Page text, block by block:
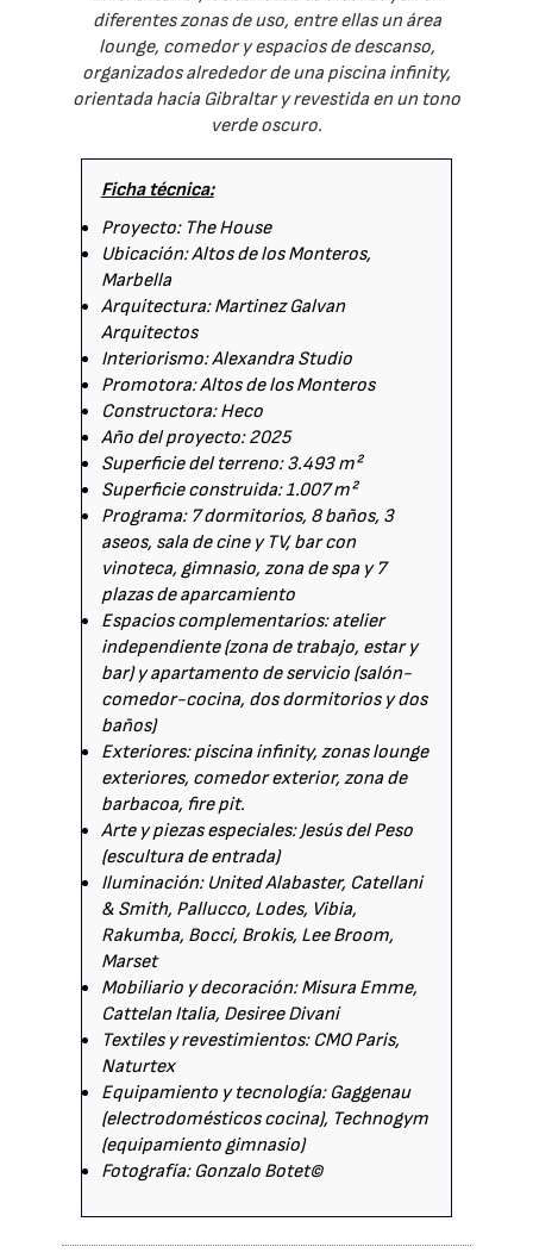
diferentes zonas de uso, entre ellas un área
lounge, comedor y espacios de descanso,
organizados alrededor de una piscina infinity,
orientada hacia Gibraltar y revestida en un tono
verde oscuro.
Ficha técnica:
Proyecto: The House
Ubicación: Altos de los Monteros,
Marbella
Arquitectura: Martinez Galvan
Arquitectos
Interiorismo: Alexandra Studio
Promotora: Altos de los Monteros
Constructora: Heco
Año del proyecto: 2025
Superficie del terreno: 3.493 m²
Superficie construida: 1.007 m²
Programa: 7 dormitorios, 8 baños, 3
aseos, sala de cine y TV, bar con
vinoteca, gimnasio, zona de spa y 7
plazas de aparcamiento
Espacios complementarios: atelier
independiente (zona de trabajo, estar y
bar) y apartamento de servicio (salón-
comedor-cocina, dos dormitorios y dos
baños)
Exteriores: piscina infinity, zonas lounge
exteriores, comedor exterior, zona de
barbacoa, fire pit.
Arte y piezas especiales: Jesús del Peso
(escultura de entrada)
Iluminación: United Alabaster, Catellani
& Smith, Pallucco, Lodes, Vibia,
Rakumba, Bocci, Brokis, Lee Broom,
Marset
Mobiliario y decoración: Misura Emme,
Cattelan Italia, Desiree Divani
Textiles y revestimientos: CMO Paris,
Naturtex
Equipamiento y tecnología: Gaggenau
(electrodomésticos cocina), Technogym
(equipamiento gimnasio)
Fotografía: Gonzalo Botet©